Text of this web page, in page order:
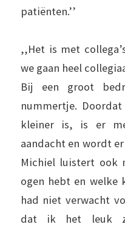
patiënten.’’
,,Het is met
we gaan heel
Bij een groot
nummertje.
kleiner is, is er
aandacht en wordt
Michiel luistert ook
ogen hebt en welke
had niet verwacht
dat ik het leuk